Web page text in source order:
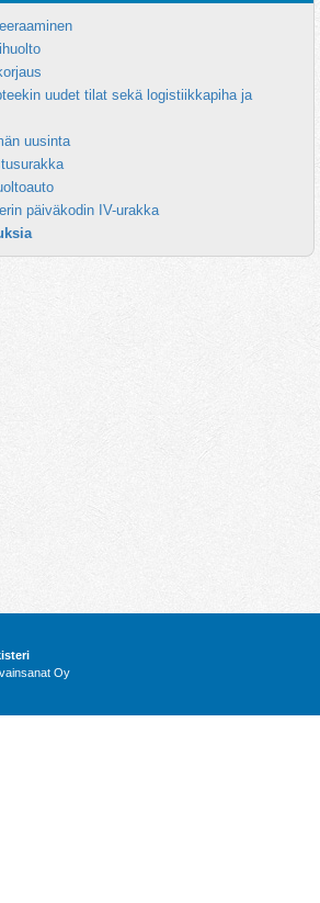
uudet tilat sekä logistiikkapiha ja
uusinta
päiväkodin IV-urakka
Oy